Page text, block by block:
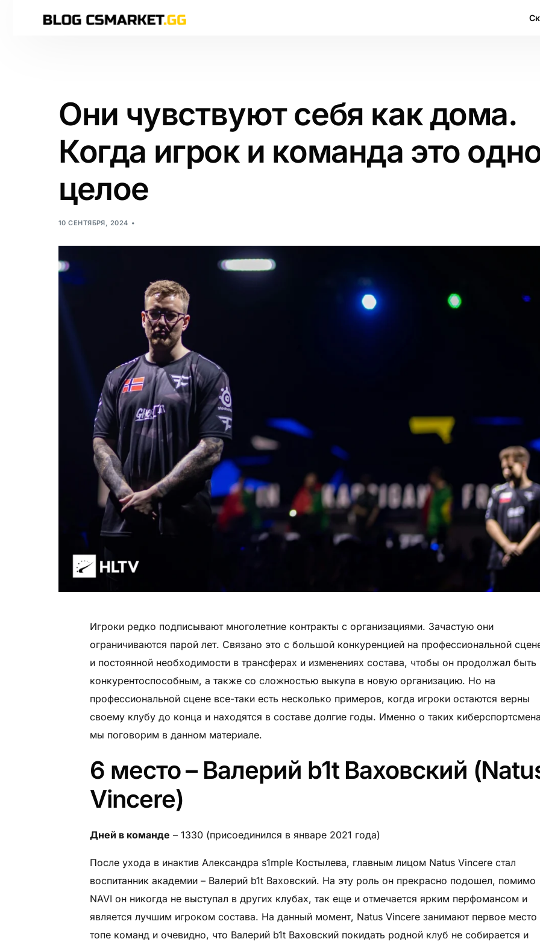
Они чувствуют себя как дома.
Когда игрок и команда это
целое
10 СЕНТЯБРЯ, 2024
Игроки редко подписывают многолетние контракты с организациями. Зачастую они
ограничиваются парой лет. Связано это с большой конкуренцией на профессиональной
и постоянной необходимости в трансферах и изменениях состава, чтобы он продолжал быть
конкурентоспособным, а также со сложностью выкупа в новую организацию. Но на
профессиональной сцене все-таки есть несколько примеров, когда игроки остаются верны
своему клубу до конца и находятся в составе долгие годы. Именно о таких
мы поговорим в данном материале.
6 место – Валерий b1t Ваховский
Vincere)
Дней в команде – 1330 (присоединился в январе 2021 года)
После ухода в инактив Александра s1mple Костылева, главным лицом Natus Vincere стал
воспитанник академии – Валерий b1t Ваховский. На эту роль он прекрасно подошел, помимо
NAVI он никогда не выступал в других клубах, так еще и отмечается ярким перфомансом и
является лучшим игроком состава. На данный момент, Natus Vincere занимают первое место
топе команд и очевидно, что Валерий b1t Ваховский покидать родной клуб не собирается и